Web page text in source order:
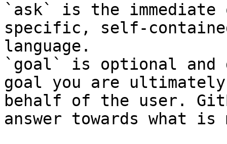
`ask` is the
specific, self-
language.
`goal` is optional and
goal you are
behalf of the user.
answer towards what